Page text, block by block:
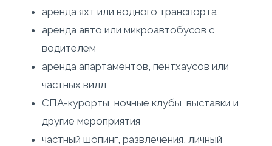
аренда яхт или водного транспорта
аренда авто или микроавтобусов с
водителем
аренда апартаментов, пентхаусов или
частных вилл
СПА-курорты, ночные клубы, выставки и
другие мероприятия
частный шопинг, развлечения, личный